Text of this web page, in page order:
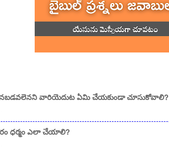
కనబడవలెనని వారియెదుట ఏమి చేయకుండా చూసుకోవాలి?
ధర్మం ఎలా చేయాలి?